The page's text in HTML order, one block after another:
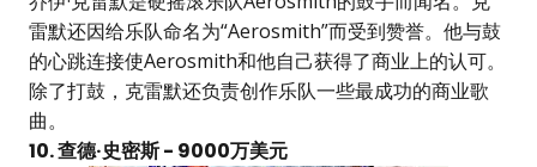
雷默还因给乐队命名为“Aerosmith”而受到赞誉。他与鼓
的心跳连接使Aerosmith和他自己获得了商业上的认可。
除了打鼓，克雷默还负责创作乐队一些最成功的商业歌
曲。
10. 查德·史密斯 - 9000万美元